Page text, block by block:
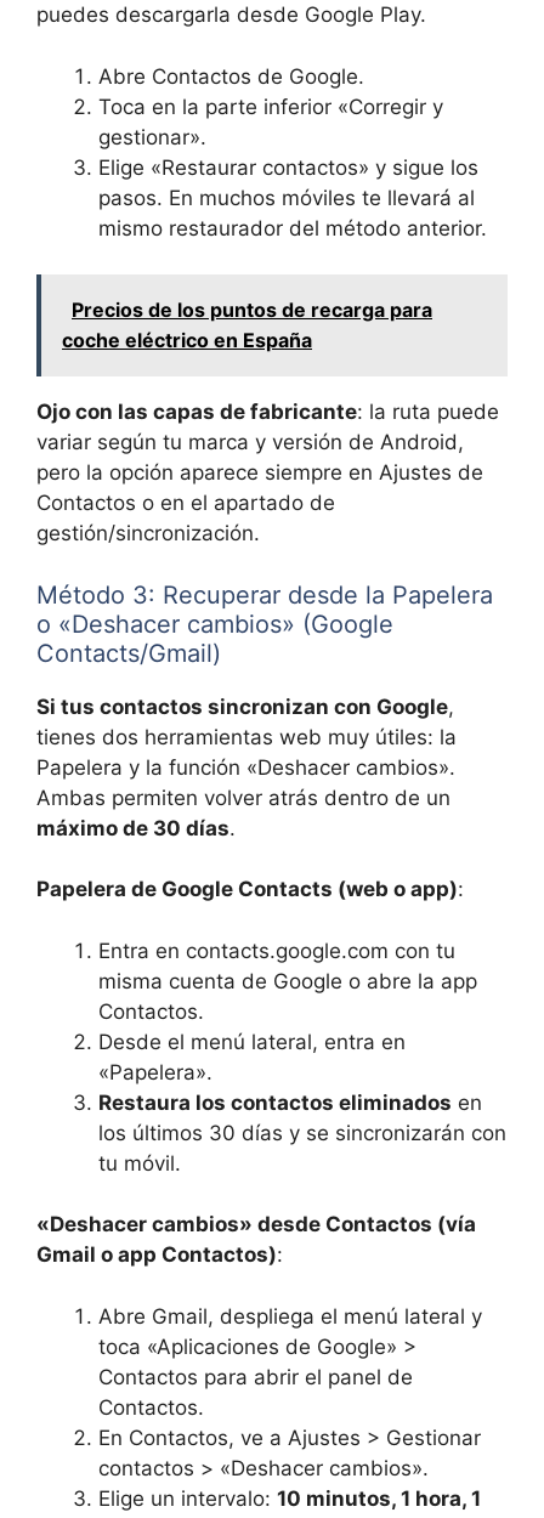
puedes descargarla desde Google Play.
Abre Contactos de Google.
Toca en la parte inferior «Corregir y
gestionar».
Elige «Restaurar contactos» y sigue los
pasos. En muchos móviles te llevará al
mismo restaurador del método anterior.
Precios de los puntos de recarga para
coche eléctrico en España
Ojo con las capas de fabricante: la ruta puede
variar según tu marca y versión de Android,
pero la opción aparece siempre en Ajustes de
Contactos o en el apartado de
gestión/sincronización.
Método 3: Recuperar desde la Papelera
o «Deshacer cambios» (Google
Contacts/Gmail)
Si tus contactos sincronizan con Google,
tienes dos herramientas web muy útiles: la
Papelera y la función «Deshacer cambios».
Ambas permiten volver atrás dentro de un
máximo de 30 días.
Papelera de Google Contacts (web o app):
Entra en contacts.google.com con tu
misma cuenta de Google o abre la app
Contactos.
Desde el menú lateral, entra en
«Papelera».
Restaura los contactos eliminados en
los últimos 30 días y se sincronizarán con
tu móvil.
«Deshacer cambios» desde Contactos (vía
Gmail o app Contactos):
Abre Gmail, despliega el menú lateral y
toca «Aplicaciones de Google» >
Contactos para abrir el panel de
Contactos.
En Contactos, ve a Ajustes > Gestionar
contactos > «Deshacer cambios».
Elige un intervalo: 10 minutos, 1 hora, 1